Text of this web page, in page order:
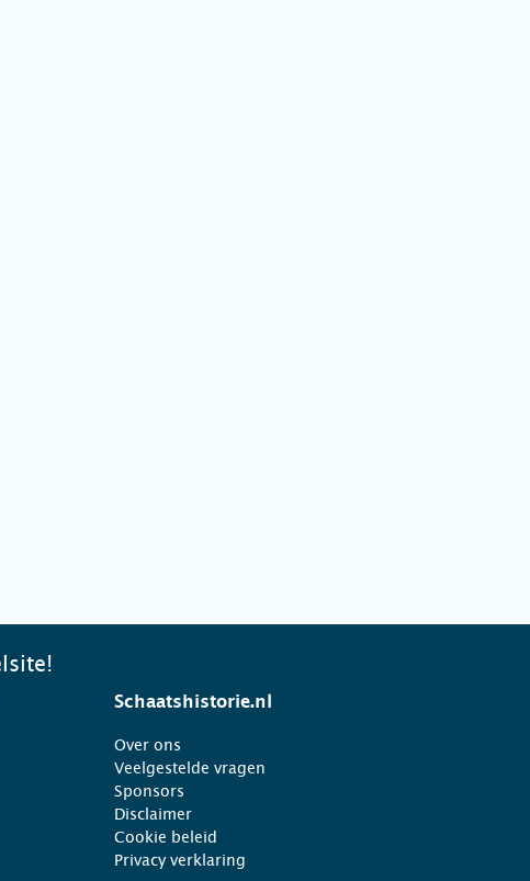
Schaatshistorie.nl
Over ons
Veelgestelde vragen
Sponsors
Disclaimer
Cookie beleid
Privacy verklaring